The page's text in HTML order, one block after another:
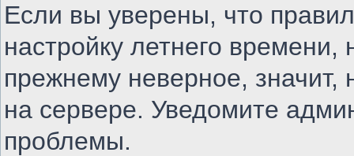
Если вы уверены, что
настройку летнего
прежнему неверное, значит,
на сервере. Уведомите
проблемы.